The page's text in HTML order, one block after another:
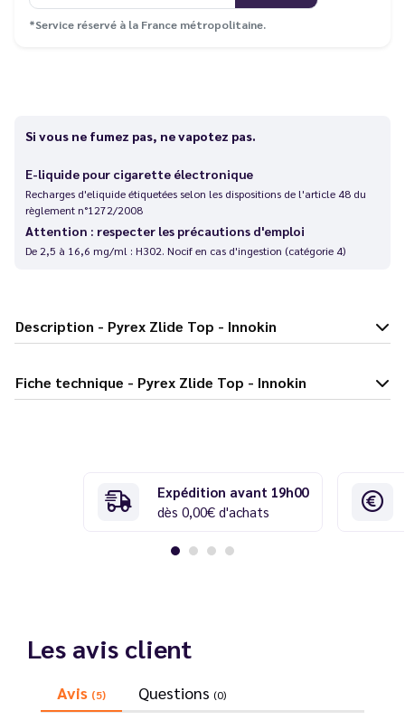
*Service réservé à la France métropolitaine.
Si vous ne fumez pas, ne vapotez pas.
E-liquide pour cigarette électronique
Recharges d'eliquide étiquetées selon les dispositions de l'article 48 du
règlement n°1272/2008
Attention : respecter les précautions d'emploi
De 2,5 à 16,6 mg/ml : H302. Nocif en cas d'ingestion (catégorie 4)
Description - Pyrex Zlide Top - Innokin
Fiche technique - Pyrex Zlide Top - Innokin
Expédition avant 19h00
dès 0,00€ d'achats
Les avis client
Avis (5) Questions (0)